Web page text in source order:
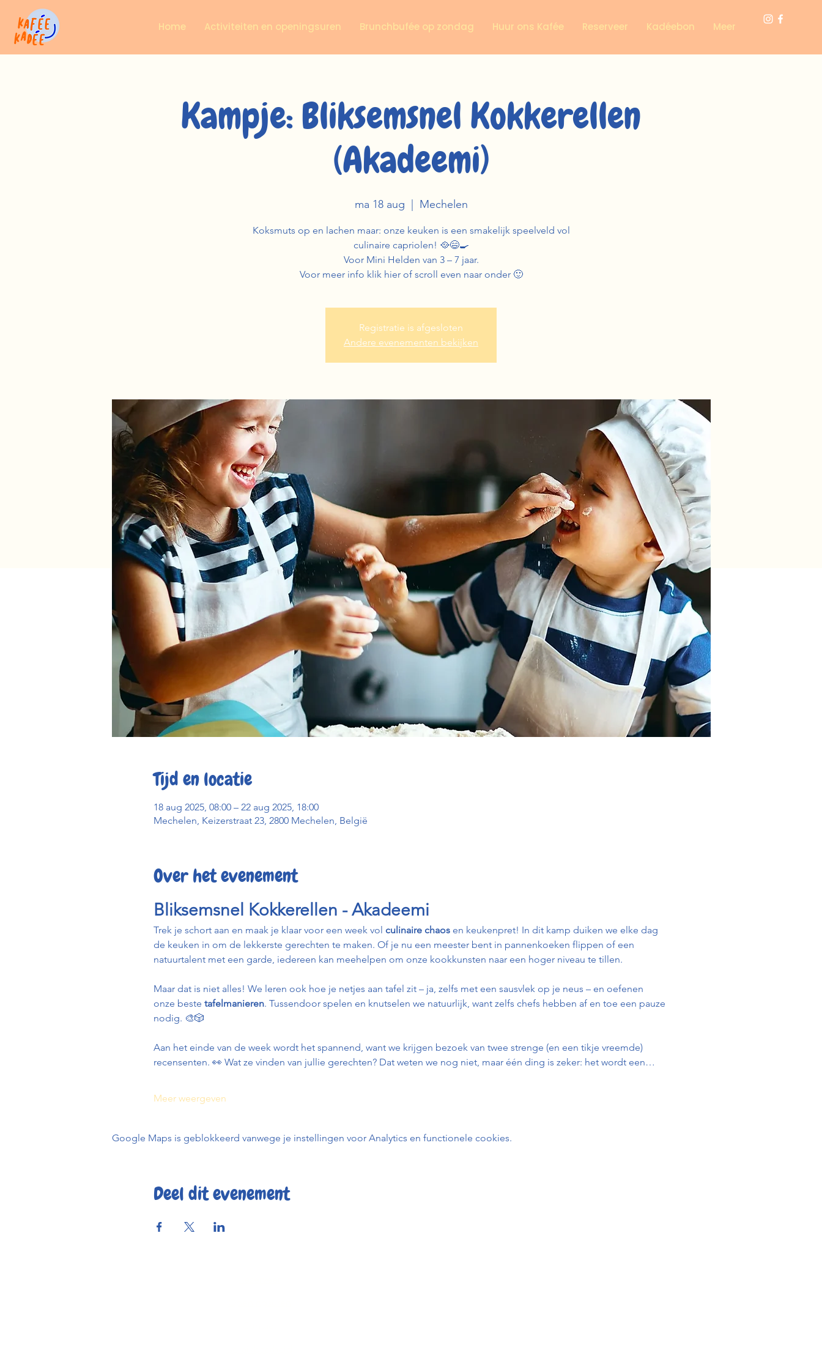
Home Activiteiten en openingsuren Brunchbufée op zondag Huur ons Kafée Reserveer Kadéebon Meer
Kampje: Bliksemsnel Kokkerellen
(Akadeemi)
ma 18 aug Mechelen
Koksmuts op en lachen maar: onze keuken is een smakelijk speelveld vol
culinaire capriolen! 🥘😄🍳
Voor Mini Helden van 3 – 7 jaar.
Voor meer info klik hier of scroll even naar onder 🙂
Registratie is afgesloten
Andere evenementen bekijken
Tijd en locatie
18 aug 2025, 08:00 – 22 aug 2025, 18:00
Mechelen, Keizerstraat 23, 2800 Mechelen, België
Over het evenement
Bliksemsnel Kokkerellen - Akadeemi
Trek je schort aan en maak je klaar voor een week vol culinaire chaos en keukenpret! In dit kamp duiken we elke dag
de keuken in om de lekkerste gerechten te maken. Of je nu een meester bent in pannenkoeken flippen of een
natuurtalent met een garde, iedereen kan meehelpen om onze kookkunsten naar een hoger niveau te tillen.
Maar dat is niet alles! We leren ook hoe je netjes aan tafel zit – ja, zelfs met een sausvlek op je neus – en oefenen
onze beste tafelmanieren. Tussendoor spelen en knutselen we natuurlijk, want zelfs chefs hebben af en toe een pauze
nodig. 🎨🎲
Aan het einde van de week wordt het spannend, want we krijgen bezoek van twee strenge (en een tikje vreemde)
recensenten. 👀 Wat ze vinden van jullie gerechten? Dat weten we nog niet, maar één ding is zeker: het wordt een…
Meer weergeven
Google Maps is geblokkeerd vanwege je instellingen voor Analytics en functionele cookies.
Deel dit evenement